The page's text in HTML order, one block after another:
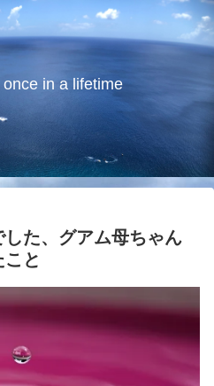
in a lifetime
た、グアム母ちゃん
と